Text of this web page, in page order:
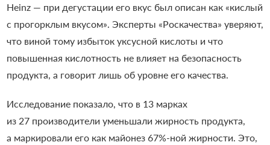
Heinz — при дегустации его вкус был описан как «кислый
с прогорклым вкусом». Эксперты «Роскачества» уверяют,
что виной тому избыток уксусной кислоты и что
повышенная кислотность не влияет на безопасность
продукта, а говорит лишь об уровне его качества.
Исследование показало, что в 13 марках
из 27 производители уменьшали жирность продукта,
а маркировали его как майонез 67%-ной жирности. Это,